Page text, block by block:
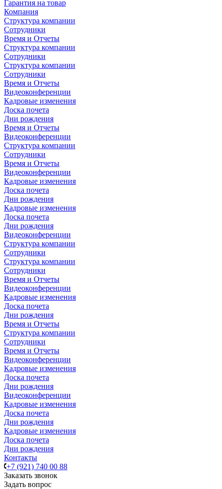
Гарантия на товар
Компания
Структура компании
Сотрудники
Время и Отчеты
Структура компании
Сотрудники
Структура компании
Сотрудники
Время и Отчеты
Видеоконференции
Кадровые изменения
Доска почета
Дни рождения
Время и Отчеты
Видеоконференции
Структура компании
Сотрудники
Время и Отчеты
Видеоконференции
Кадровые изменения
Доска почета
Дни рождения
Кадровые изменения
Доска почета
Дни рождения
Видеоконференции
Структура компании
Сотрудники
Структура компании
Сотрудники
Время и Отчеты
Видеоконференции
Кадровые изменения
Доска почета
Дни рождения
Время и Отчеты
Структура компании
Сотрудники
Время и Отчеты
Видеоконференции
Кадровые изменения
Доска почета
Дни рождения
Видеоконференции
Кадровые изменения
Доска почета
Дни рождения
Кадровые изменения
Доска почета
Дни рождения
Контакты
+7 (921) 740 00 88
Заказать звонок
Задать вопрос